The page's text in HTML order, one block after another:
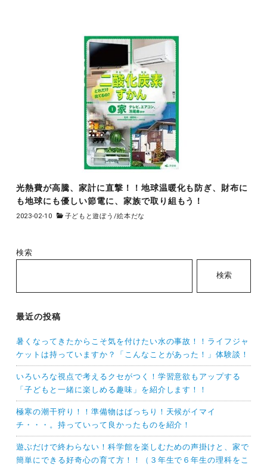
光熱費が高騰、家計に直撃！！地球温暖化も防ぎ、財布に
も地球にも優しい節電に、家族で取り組もう！
2023-02-10 子どもと遊ぼう /絵本だな
検索
検索
最近の投稿
暑くなってきたからこそ気を付けたい水の事故！！ライフジャ
ケットは持っていますか？「こんなことがあった！」体験談！
いろいろな視点で考えるクセがつく！学習意欲もアップする
「子どもと一緒に楽しめる趣味」を紹介します！！
極寒の潮干狩り！！準備物はばっちり！天候がイマイ
チ・・・。持っていって良かったものを紹介！
遊ぶだけで終わらない！科学館を楽しむための声掛けと、家で
簡単にできる好奇心の育て方！！（３年生で６年生の理科をこ